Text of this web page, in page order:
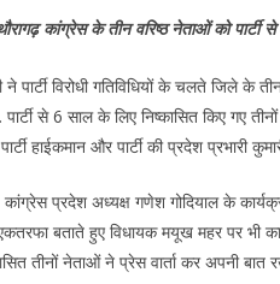
कांग्रेस के तीन वरिष्ठ नेताओं को पार्टी
विरोधी गतिविधियों के चलते जिले के
पार्टी से 6 साल के लिए निष्कासित किए
हाईकमान और पार्टी की प्रदेश प्रभारी
कांग्रेस प्रदेश अध्यक्ष गणेश गोदियाल के
एकतरफा बताते हुए विधायक मयूख महर पर भी
तीनों नेताओं ने प्रेस वार्ता कर अपनी बात